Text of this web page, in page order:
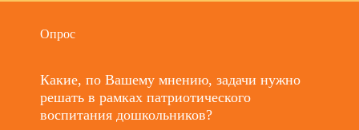
Опрос
Какие, по Вашему мнению, задачи нужно
решать в рамках патриотического
воспитания дошкольников?